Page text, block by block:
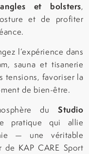
et bolsters,
et de profiter
l’expérience dans
sauna et tisanerie
tensions, favoriser la
de bien-être.
du Studio
pratique qui allie
— une véritable
KAP CARE Sport